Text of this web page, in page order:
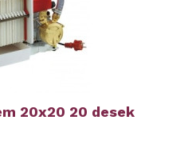
20x20 20 desek